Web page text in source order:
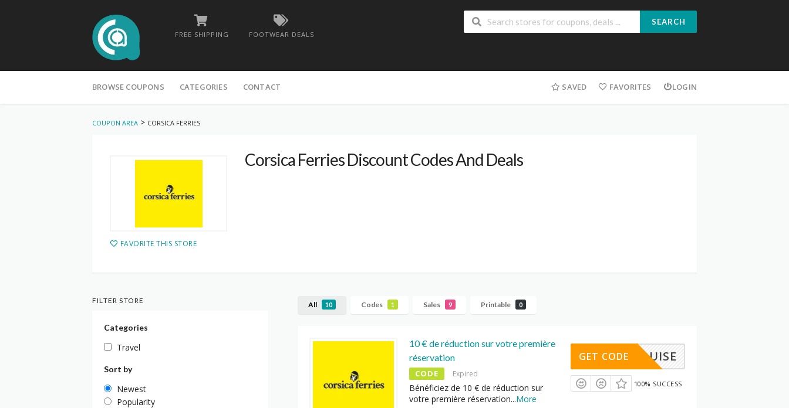
FREE SHIPPING FOOTWEAR DEALS
SEARCH
to
BROWSE COUPONS CATEGORIES CONTACT SAVED FAVORITES LOGIN
COUPON AREA > CORSICA FERRIES
FAVORITE THIS STORE
Corsica Ferries Discount Codes And Deals
All 10 Codes 1 Sales 9 Printable 0
10 € de réduction sur votre première
réservation
CODE Expired
Bénéficiez de 10 € de réduction sur
votre première réservation...More
REQUISE
GET CODE
100% SUCCESS
FILTER STORE
Categories
Travel
Sort by
Newest
Popularity